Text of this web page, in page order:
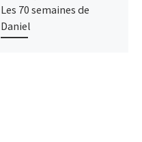
Les 70 semaines de
Daniel